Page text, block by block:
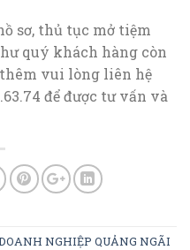
sơ, thủ tục mở tiệm
quý khách hàng còn
vui lòng liên hệ
để được tư vấn và
NGHIỆP QUẢNG NGÃI